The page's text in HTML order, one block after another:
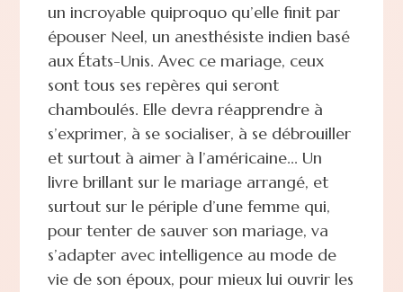
un incroyable quiproquo qu’elle finit par
épouser Neel, un anesthésiste indien basé
aux États-Unis. Avec ce mariage, ceux
sont tous ses repères qui seront
chamboulés. Elle devra réapprendre à
s’exprimer, à se socialiser, à se débrouiller
et surtout à aimer à l’américaine... Un
livre brillant sur le mariage arrangé, et
surtout sur le périple d’une femme qui,
pour tenter de sauver son mariage, va
s’adapter avec intelligence au mode de
vie de son époux, pour mieux lui ouvrir les